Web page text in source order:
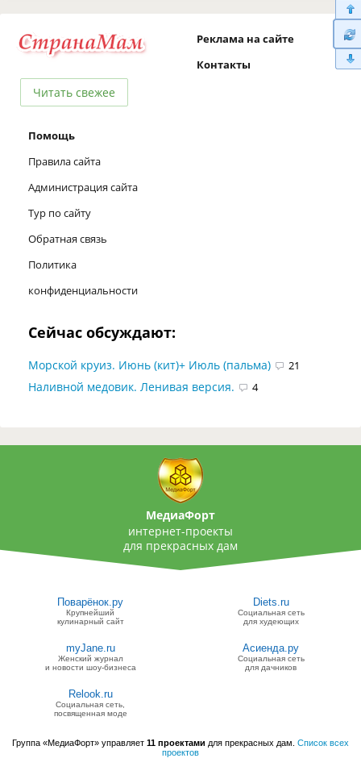
Читать свежее
Реклама на сайте
Контакты
Помощь
Правила сайта
Администрация сайта
Тур по сайту
Обратная связь
Политика
конфиденциальности
Сейчас обсуждают:
Морской круиз. Июнь (кит)+ Июль (пальма) 21
Наливной медовик. Ленивая версия. 4
МедиаФорт
интернет-проекты
для прекрасных дам
Поварёнок.ру
Крупнейший
кулинарный сайт
Diets.ru
Социальная сеть
для худеющих
myJane.ru
Женский журнал
и новости шоу-бизнеса
Асиенда.ру
Социальная сеть
для дачников
Relook.ru
Социальная сеть,
посвященная моде
Группа «МедиаФорт» управляет 11 проектами для прекрасных дам. Список всех
проектов